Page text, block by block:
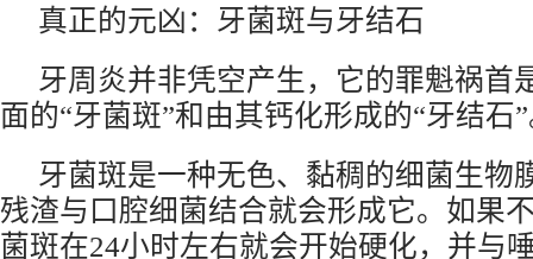
真正的元凶：牙菌斑与牙结石
牙周炎并非凭空产生，它的罪魁祸首
面的“牙菌斑”和由其钙化形成的“牙结石
牙菌斑是一种无色、黏稠的细菌生物
残渣与口腔细菌结合就会形成它。如果
菌斑在24小时左右就会开始硬化，并与